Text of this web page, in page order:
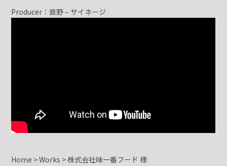
Producer：直野 – サイネージ
Home >Works > 株式会社味一番フード 様